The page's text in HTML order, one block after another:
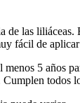
de las
fácil de
menos 5 años
todos